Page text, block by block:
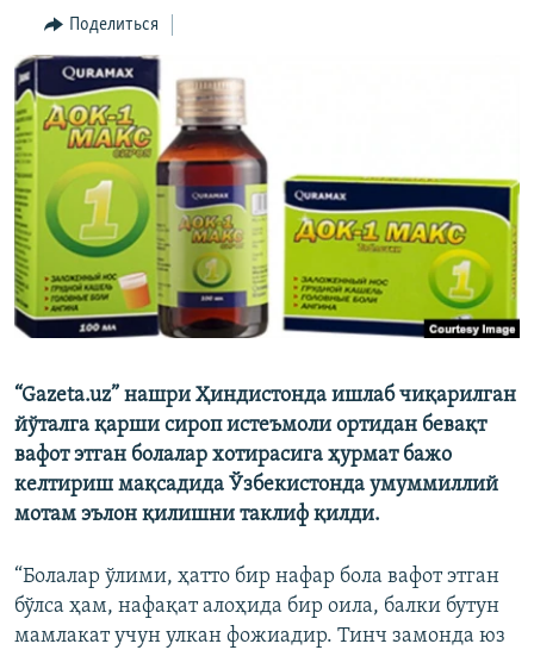
поиску
Поделиться
“Gazeta.uz” нашри Ҳиндистонда ишлаб чиқарилган
йўталга қарши сироп истеъмоли ортидан бевақт
вафот этган болалар хотирасига ҳурмат бажо
келтириш мақсадида Ўзбекистонда умуммиллий
мотам эълон қилишни таклиф қилди.
“Болалар ўлими, ҳатто бир нафар бола вафот этган
бўлса ҳам, нафақат алоҳида бир оила, балки бутун
мамлакат учун улкан фожиадир. Тинч замонда юз